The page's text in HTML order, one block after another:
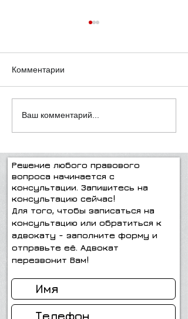
"Всё, что нужно знать о
Комментарии
Ваш комментарий...
Решение любого правового
вопроса начинается с
консультации. Запишитесь на
консультацию сейчас!
Для того, чтобы записаться на
консультацию или обратиться к
адвокату - заполните форму и
отправьте её. Адвокат
перезвонит Вам!